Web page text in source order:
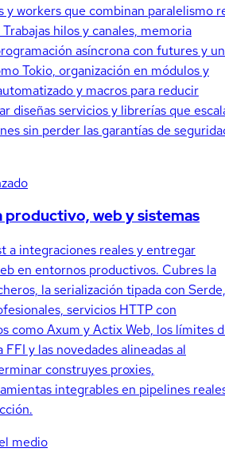
y workers que combinan paralelismo
hilos y canales, memoria
asíncrona con futures y un
Tokio, organización en módulos y
y macros para reducir
diseñas servicios y librerías que
sin perder las garantías de
productivo, web y sistemas
a integraciones reales y entregar
en entornos productivos. Cubres la
la serialización tipada con Serde,
servicios HTTP con
como Axum y Actix Web, los límites
y las novedades alineadas al
construyes proxies,
integrables en pipelines
medio